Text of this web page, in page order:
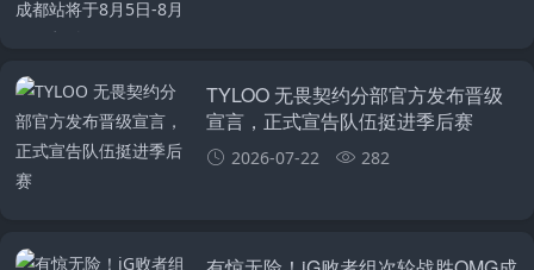
TYLOO 无畏契约分部官方发布晋级
宣言，正式宣告队伍挺进季后赛
2026-07-22 282